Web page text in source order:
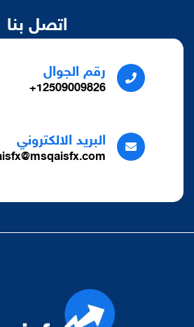
اتصل بنا
رقم الجوال
12509009826+
البريد الالكتروني